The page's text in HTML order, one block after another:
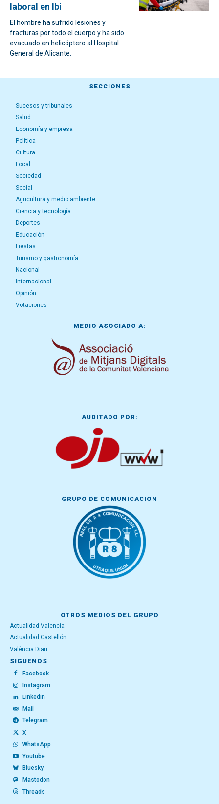
laboral en Ibi
El hombre ha sufrido lesiones y
fracturas por todo el cuerpo y ha sido
evacuado en helicóptero al Hospital
General de Alicante.
SECCIONES
Sucesos y tribunales
Salud
Economía y empresa
Política
Cultura
Local
Sociedad
Social
Agricultura y medio ambiente
Ciencia y tecnología
Deportes
Educación
Fiestas
Turismo y gastronomía
Nacional
Internacional
Opinión
Votaciones
MEDIO ASOCIADO A:
AUDITADO POR:
GRUPO DE COMUNICACIÓN
OTROS MEDIOS DEL GRUPO
Actualidad Valencia
Actualidad Castellón
València Diari
SÍGUENOS
Facebook
Instagram
Linkedin
Mail
Telegram
X
WhatsApp
Youtube
Bluesky
Mastodon
Threads